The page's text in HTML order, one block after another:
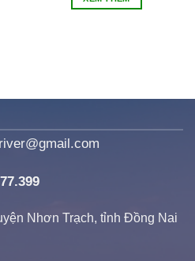
Nhơn Trạch, tỉnh Đồng Nai